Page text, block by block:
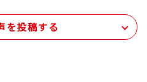
を投稿する